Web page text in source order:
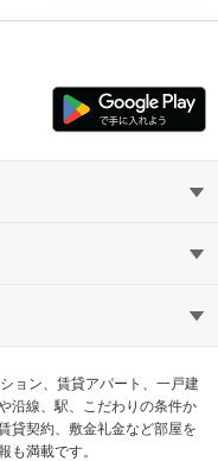
条件から探す
ングから探す
ンション
戸建て
！住まいの先生
ョン、賃貸アパート、一戸建
沿線、駅、こだわりの条件か
貸契約、敷金礼金など部屋を
満載です。